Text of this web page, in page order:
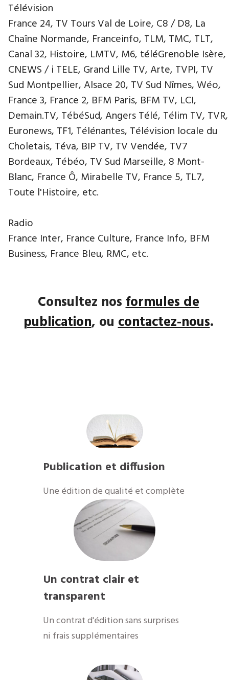
Télévision
France 24, TV Tours Val de Loire, C8 / D8, La
Chaîne Normande, Franceinfo, TLM, TMC, TLT,
Canal 32, Histoire, LMTV, M6, téléGrenoble Isère,
CNEWS / i TELE, Grand Lille TV, Arte, TVPI, TV
Sud Montpellier, Alsace 20, TV Sud Nîmes, Wéo,
France 3, France 2, BFM Paris, BFM TV, LCI,
Demain.TV, TébéSud, Angers Télé, Télim TV, TVR,
Euronews, TF1, Télénantes, Télévision locale du
Choletais, Téva, BIP TV, TV Vendée, TV7
Bordeaux, Tébéo, TV Sud Marseille, 8 Mont-
Blanc, France Ô, Mirabelle TV, France 5, TL7,
Toute l'Histoire, etc.
Radio
France Inter, France Culture, France Info, BFM
Business, France Bleu, RMC, etc.
Consultez nosformules de
publication, oucontactez-nous.
Publication et diffusion
​Une édition de qualité et complète
Un contrat clair et
transparent
Un contrat d'édition sans surprises
ni frais supplémentaires